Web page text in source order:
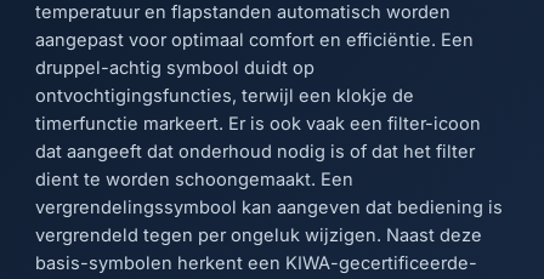
temperatuur en flapstanden automatisch worden
aangepast voor optimaal comfort en efficiëntie. Een
druppel-achtig symbool duidt op
ontvochtigingsfuncties, terwijl een klokje de
timerfunctie markeert. Er is ook vaak een filter-icoon
dat aangeeft dat onderhoud nodig is of dat het filter
dient te worden schoongemaakt. Een
vergrendelingssymbool kan aangeven dat bediening is
vergrendeld tegen per ongeluk wijzigen. Naast deze
basis-symbolen herkent een KIWA-gecertificeerde-